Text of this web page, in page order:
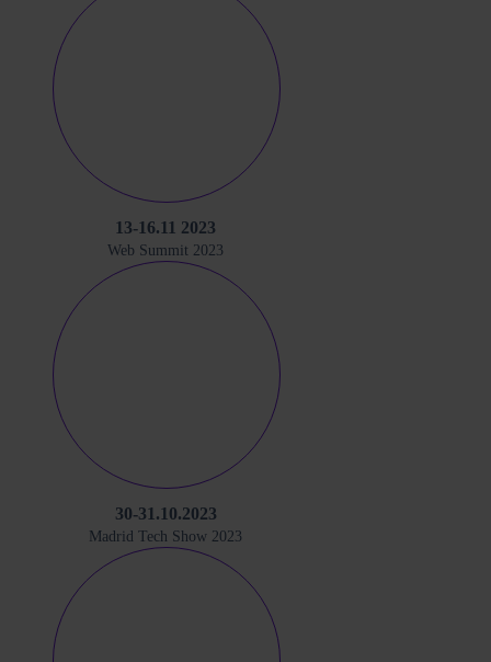
13-16.11 2023
Web Summit 2023
30-31.10.2023
Madrid Tech Show 2023